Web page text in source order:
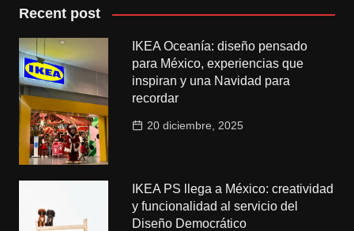
Recent post
IKEA Oceanía: diseño pensado
para México, experiencias que
inspiran y una Navidad para
recordar
20 diciembre, 2025
IKEA PS llega a México: creatividad
y funcionalidad al servicio del
Diseño Democrático